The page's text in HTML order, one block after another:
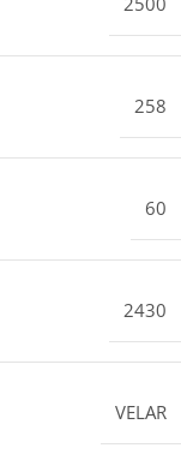
258
60
2430
VELAR